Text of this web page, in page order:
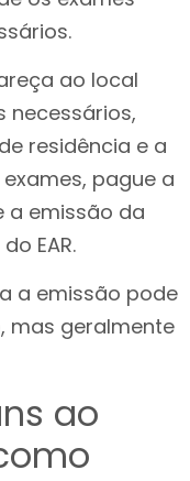
ao local
necessários,
residência e a
pague a
a emissão da
EAR.
a emissão pode
mas geralmente
ao